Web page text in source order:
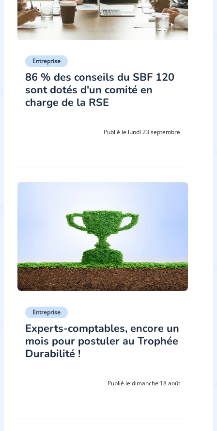
Entreprise
86 % des conseils du SBF 120
sont dotés d'un comité en
charge de la RSE
Publié le lundi 23 septembre
Entreprise
Experts-comptables, encore un
mois pour postuler au Trophée
Durabilité !
Publié le dimanche 18 août